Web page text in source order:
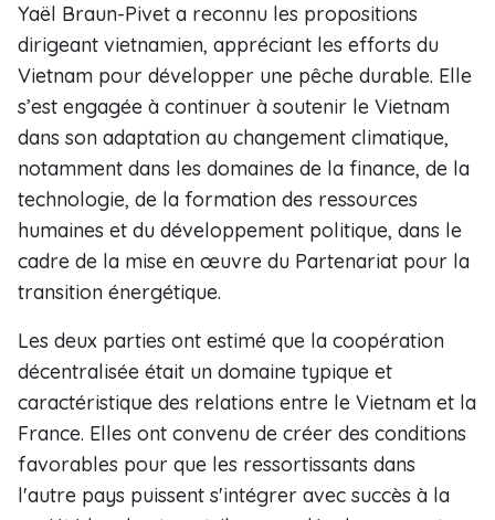
Yaël Braun-Pivet a reconnu les propositions
dirigeant vietnamien, appréciant les efforts du
Vietnam pour développer une pêche durable. Elle
s’est engagée à continuer à soutenir le Vietnam
dans son adaptation au changement climatique,
notamment dans les domaines de la finance, de la
technologie, de la formation des ressources
humaines et du développement politique, dans le
cadre de la mise en œuvre du Partenariat pour la
transition énergétique.
Les deux parties ont estimé que la coopération
décentralisée était un domaine typique et
caractéristique des relations entre le Vietnam et la
France. Elles ont convenu de créer des conditions
favorables pour que les ressortissants dans
l'autre pays puissent s'intégrer avec succès à la